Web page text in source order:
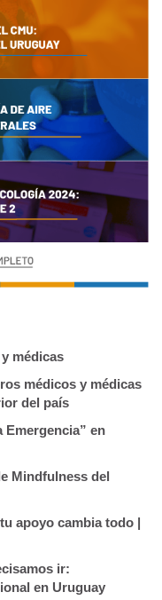
médicas
médicos y médicas
del país
Emergencia” en
Mindfulness del
apoyo cambia todo |
ir:
en Uruguay